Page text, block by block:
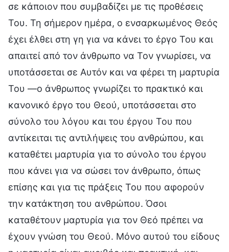
σε κάποιον που συμβαδίζει με τις προθέσεις
Του. Τη σήμερον ημέρα, ο ενσαρκωμένος Θεός
έχει έλθει στη γη για να κάνει το έργο Του και
απαιτεί από τον άνθρωπο να Τον γνωρίσει, να
υποτάσσεται σε Αυτόν και να φέρει τη μαρτυρία
Του —ο άνθρωπος γνωρίζει το πρακτικό και
κανονικό έργο του Θεού, υποτάσσεται στο
σύνολο του λόγου και του έργου Του που
αντίκειται τις αντιλήψεις του ανθρώπου, και
καταθέτει μαρτυρία για το σύνολο του έργου
που κάνει για να σώσει τον άνθρωπο, όπως
επίσης και για τις πράξεις Του που αφορούν
την κατάκτηση του ανθρώπου. Όσοι
καταθέτουν μαρτυρία για τον Θεό πρέπει να
έχουν γνώση του Θεού. Μόνο αυτού του είδους